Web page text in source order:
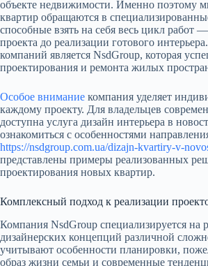
объекте недвижимости. Именно поэтому
квартир обращаются в
способные взять на себя весь цикл работ
проекта до реализации готового интерьера.
компаний является NsdGroup, которая
проектирования и ремонта жилых
Особое внимание компания уделяет
каждому проекту. Для владельцев
доступна услуга дизайн интерьера в
ознакомиться с особенностями
https://nsdgroup.com.ua/dizajn-kvartiry-v-
представлены примеры реализованных
проектирования новых квартир.
Комплексный подход к реализации
Компания NsdGroup специализируется на
дизайнерских концепций различной
учитывают особенности планировки,
образ жизни семьи и современные